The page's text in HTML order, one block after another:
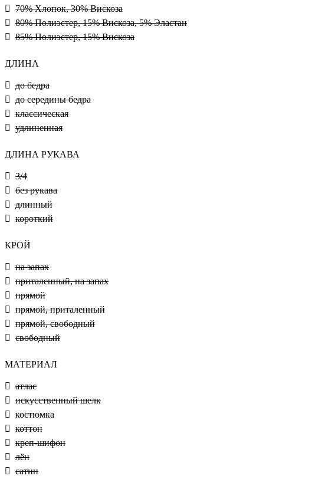
70% Хлопок, 30% Вискоза
80% Полиэстер, 15% Вискоза, 5% Эластан
85% Полиэстер, 15% Вискоза
ДЛИНА
до бедра
до середины бедра
классическая
удлиненная
ДЛИНА РУКАВА
3/4
без рукава
длинный
короткий
КРОЙ
на запах
приталенный, на запах
прямой
прямой, приталенный
прямой, свободный
свободный
МАТЕРИАЛ
атлас
искусственный шелк
костюмка
коттон
креп-шифон
лён
сатин